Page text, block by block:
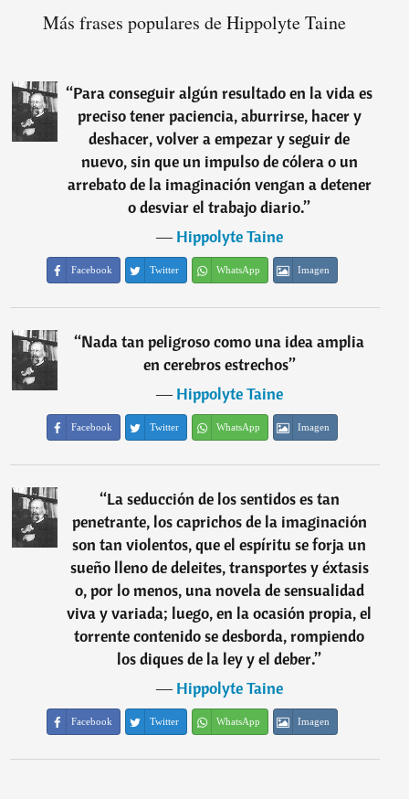
Más frases populares de Hippolyte Taine
“Para conseguir algún resultado en la vida es
preciso tener paciencia, aburrirse, hacer y
deshacer, volver a empezar y seguir de
nuevo, sin que un impulso de cólera o un
arrebato de la imaginación vengan a detener
o desviar el trabajo diario.”
―Hippolyte Taine
Facebook Twitter WhatsApp Imagen
“Nada tan peligroso como una idea amplia
en cerebros estrechos”
―Hippolyte Taine
Facebook Twitter WhatsApp Imagen
“La seducción de los sentidos es tan
penetrante, los caprichos de la imaginación
son tan violentos, que el espíritu se forja un
sueño lleno de deleites, transportes y éxtasis
o, por lo menos, una novela de sensualidad
viva y variada; luego, en la ocasión propia, el
torrente contenido se desborda, rompiendo
los diques de la ley y el deber.”
―Hippolyte Taine
Facebook Twitter WhatsApp Imagen